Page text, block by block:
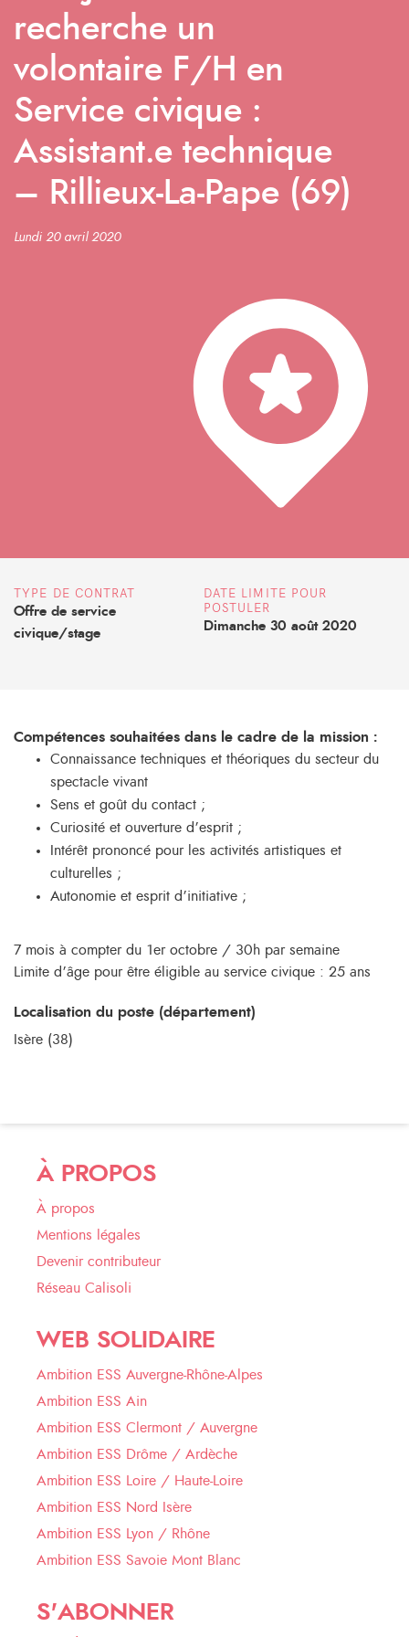
recherche un
volontaire F/H en
Service civique :
Assistant.e technique
– Rillieux-La-Pape (69)
Lundi 20 avril 2020
TYPE DE CONTRAT
Offre de service
civique/stage
DATE LIMITE POUR
POSTULER
Dimanche 30 août 2020
Compétences souhaitées dans le cadre de la mission :
Connaissance techniques et théoriques du secteur du
spectacle vivant
Sens et goût du contact ;
Curiosité et ouverture d’esprit ;
Intérêt prononcé pour les activités artistiques et
culturelles ;
Autonomie et esprit d’initiative ;
7 mois à compter du 1er octobre / 30h par semaine
Limite d’âge pour être éligible au service civique : 25 ans
Localisation du poste (département)
Isère (38)
À PROPOS
À propos
Mentions légales
Devenir contributeur
Réseau Calisoli
WEB SOLIDAIRE
Ambition ESS Auvergne-Rhône-Alpes
Ambition ESS Ain
Ambition ESS Clermont / Auvergne
Ambition ESS Drôme / Ardèche
Ambition ESS Loire / Haute-Loire
Ambition ESS Nord Isère
Ambition ESS Lyon / Rhône
Ambition ESS Savoie Mont Blanc
S'ABONNER